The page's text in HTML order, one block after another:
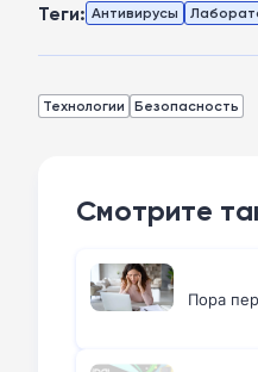
Теги: Антивирусы
Технологии Безопасность
Смотрите
Пора